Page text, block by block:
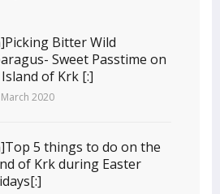
Bitter Wild
Sweet Passtime on
of Krk [:]
2020
5 things to do on the
of Krk during Easter